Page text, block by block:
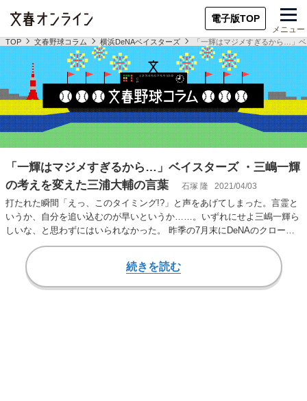
電子版TOP
メニュー
TOP 文春野球コラム 横浜DeNAベイスターズ 「一輝はマジメすぎるから…」
「一輝はマジメすぎるから…」ベイスターズ ・三嶋一輝
の考えを変えた三浦大輔の言葉
石塚 隆 2021/04/03
打たれた瞬間「えっ、このタイミング!?」と声をあげてしまった。言霊と
いうか、自分を追い込むのが早いというか……。いずれにせよ三嶋一輝ら
しいな、と思わずにはいられなかった。 昨季の7月末にDeNAのクローザ
ーに抜擢さ…
続きを読む